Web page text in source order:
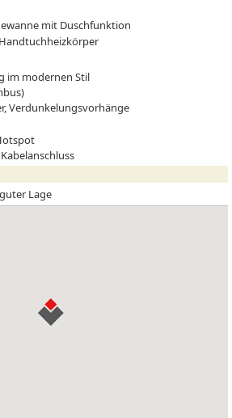
mit Duschfunktion
im modernen Stil
Verdunkelungsvorhänge
Lage